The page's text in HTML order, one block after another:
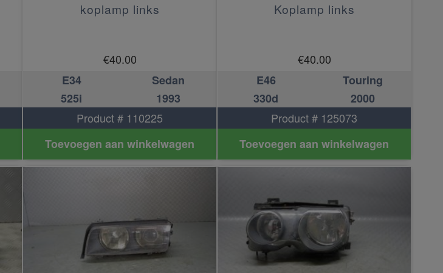
koplamp links
€40.00
E34
Sedan
525i
1993
Product # 110225
Toevoegen aan winkelwagen
Koplamp links
€40.00
E46
Touring
330d
2000
Product # 125073
Toevoegen aan winkelwagen